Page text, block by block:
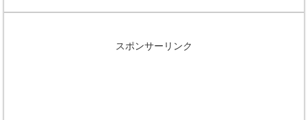
スポンサーリンク